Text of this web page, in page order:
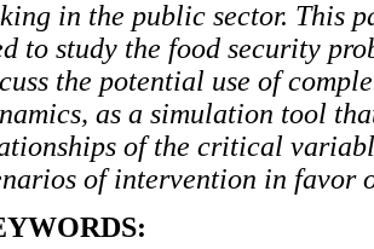
in the public sector. This
to study the food security
the potential use of
as a simulation tool
of the critical
of intervention in favor